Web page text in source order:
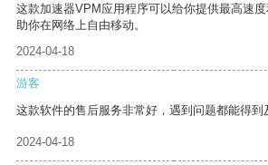
这款加速器VPM应用程序可以给你提供最高速
助你在网络上自由移动。
2024-04-18
游客
这款软件的售后服务非常好，遇到问题都能得到
2024-04-18